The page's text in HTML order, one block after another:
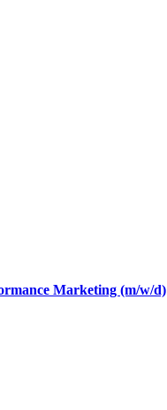
Marketing (m/w/d)